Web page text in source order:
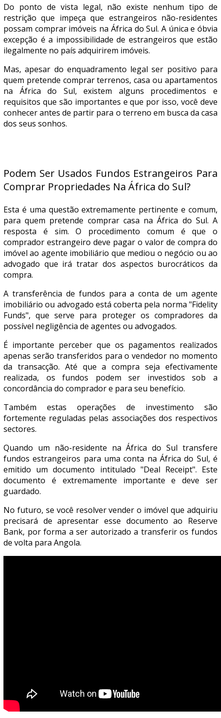
Do ponto de vista legal, não existe nenhum tipo de
restrição que impeça que estrangeiros não-residentes
possam comprar imóveis na África do Sul. A única e óbvia
excepção é a impossibilidade de estrangeiros que estão
ilegalmente no país adquirirem imóveis.
Mas, apesar do enquadramento legal ser positivo para
quem pretende comprar terrenos, casa ou apartamentos
na África do Sul, existem alguns procedimentos e
requisitos que são importantes e que por isso, você deve
conhecer antes de partir para o terreno em busca da casa
dos seus sonhos.
Podem Ser Usados Fundos Estrangeiros Para
Comprar Propriedades Na África do Sul?
Esta é uma questão extremamente pertinente e comum,
para quem pretende comprar casa na África do Sul. A
resposta é sim. O procedimento comum é que o
comprador estrangeiro deve pagar o valor de compra do
imóvel ao agente imobiliário que mediou o negócio ou ao
advogado que irá tratar dos aspectos burocráticos da
compra.
A transferência de fundos para a conta de um agente
imobiliário ou advogado está coberta pela norma "Fidelity
Funds", que serve para proteger os compradores da
possível negligência de agentes ou advogados.
É importante perceber que os pagamentos realizados
apenas serão transferidos para o vendedor no momento
da transacção. Até que a compra seja efectivamente
realizada, os fundos podem ser investidos sob a
concordância do comprador e para seu benefício.
Também estas operações de investimento são
fortemente reguladas pelas associações dos respectivos
sectores.
Quando um não-residente na África do Sul transfere
fundos estrangeiros para uma conta na África do Sul, é
emitido um documento intitulado "Deal Receipt". Este
documento é extremamente importante e deve ser
guardado.
No futuro, se você resolver vender o imóvel que adquiriu
precisará de apresentar esse documento ao Reserve
Bank, por forma a ser autorizado a transferir os fundos
de volta para Angola.